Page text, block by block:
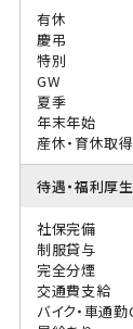
有休
慶弔
特別
GW
夏季
年末年始
産休・育休取
待遇・福利厚生
社保完備
制服貸与
完全分煙
交通費支給
バイク・車通勤